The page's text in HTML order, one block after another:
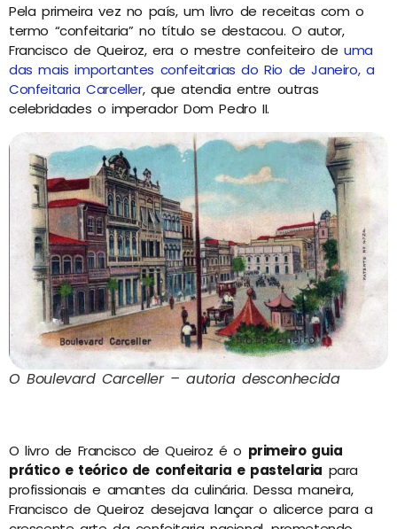
Pela primeira vez no país, um livro de receitas com o
termo “confeitaria” no título se destacou. O autor,
Francisco de Queiroz, era o mestre confeiteiro deuma
das mais importantes confeitarias do Rio de Janeiro, a
Confeitaria Carceller, que atendia entre outras
celebridades o imperador Dom Pedro II.
O Boulevard Carceller – autoria desconhecida
O livro de Francisco de Queiroz é o primeiro guia
prático e teórico de confeitaria e pastelaria para
profissionais e amantes da culinária. Dessa maneira,
Francisco de Queiroz desejava lançar o alicerce para a